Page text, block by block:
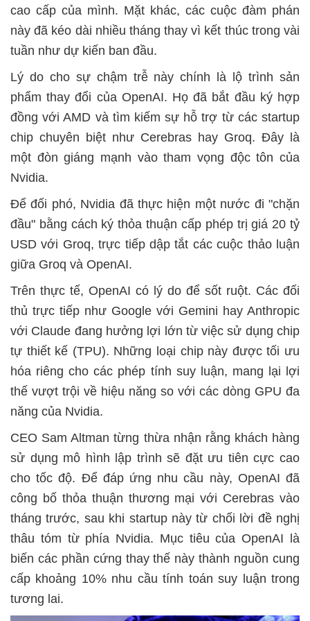
cao cấp của mình. Mặt khác, các cuộc đàm phán
này đã kéo dài nhiều tháng thay vì kết thúc trong vài
tuần như dự kiến ban đầu.
Lý do cho sự chậm trễ này chính là lộ trình sản
phẩm thay đổi của OpenAI. Họ đã bắt đầu ký hợp
đồng với AMD và tìm kiếm sự hỗ trợ từ các startup
chip chuyên biệt như Cerebras hay Groq. Đây là
một đòn giáng mạnh vào tham vọng độc tôn của
Nvidia.
Để đối phó, Nvidia đã thực hiện một nước đi "chặn
đầu" bằng cách ký thỏa thuận cấp phép trị giá 20 tỷ
USD với Groq, trực tiếp dập tắt các cuộc thảo luận
giữa Groq và OpenAI.
Trên thực tế, OpenAI có lý do để sốt ruột. Các đối
thủ trực tiếp như Google với Gemini hay Anthropic
với Claude đang hưởng lợi lớn từ việc sử dụng chip
tự thiết kế (TPU). Những loại chip này được tối ưu
hóa riêng cho các phép tính suy luận, mang lại lợi
thế vượt trội về hiệu năng so với các dòng GPU đa
năng của Nvidia.
CEO Sam Altman từng thừa nhận rằng khách hàng
sử dụng mô hình lập trình sẽ đặt ưu tiên cực cao
cho tốc độ. Để đáp ứng nhu cầu này, OpenAI đã
công bố thỏa thuận thương mại với Cerebras vào
tháng trước, sau khi startup này từ chối lời đề nghị
thâu tóm từ phía Nvidia. Mục tiêu của OpenAI là
biến các phần cứng thay thế này thành nguồn cung
cấp khoảng 10% nhu cầu tính toán suy luận trong
tương lai.